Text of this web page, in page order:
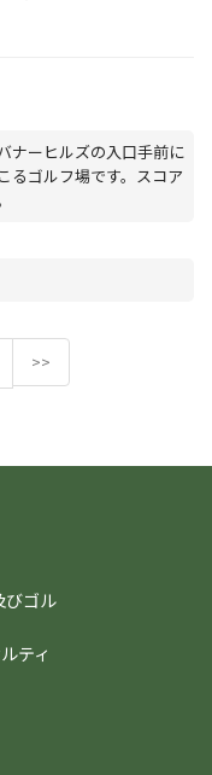
ナーヒルズの入口手前に
るゴルフ場です。スコア
>>
びゴル
ティ